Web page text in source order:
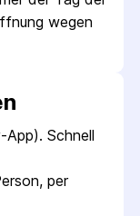
wegen
Schnell
per